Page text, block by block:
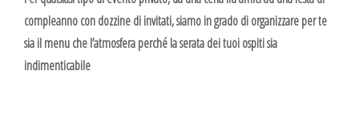
compleanno con dozzine di invitati, siamo in grado di organizzare per te
sia il menu che l’atmosfera perché la serata dei tuoi ospiti sia
indimenticabile